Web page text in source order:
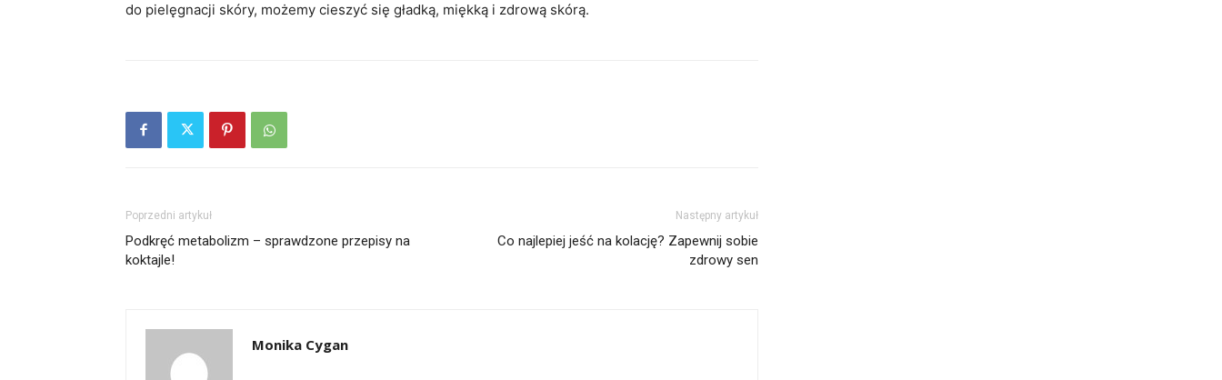
do pielęgnacji skóry, możemy cieszyć się gładką, miękką i zdrową skórą.
Poprzedni artykuł
Podkręć metabolizm – sprawdzone przepisy na
koktajle!
Następny artykuł
Co najlepiej jeść na kolację? Zapewnij sobie
zdrowy sen
Monika Cygan